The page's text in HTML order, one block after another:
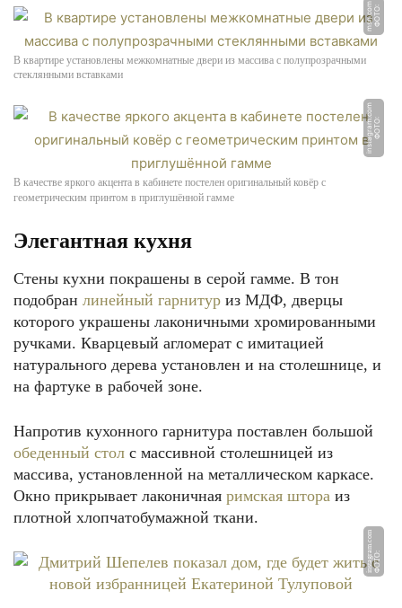
Ф
О
Т
О:
m
s
n.
c
o
m
В квартире установлены межкомнатные двери из массива с полупрозрачными
стеклянными вставками
Ф
О
Т
О:
i
n
s
t
a
g
r
a
m.
c
o
m
В качестве яркого акцента в кабинете постелен оригинальный ковёр с
геометрическим принтом в приглушённой гамме
Элегантная кухня
Стены кухни покрашены в серой гамме. В тон
подобран линейный гарнитур из МДФ, дверцы
которого украшены лаконичными хромированными
ручками. Кварцевый агломерат с имитацией
натурального дерева установлен и на столешнице, и
на фартуке в рабочей зоне.
Напротив кухонного гарнитура поставлен большой
обеденный стол с массивной столешницей из
массива, установленной на металлическом каркасе.
Окно прикрывает лаконичная римская штора из
плотной хлопчатобумажной ткани.
Ф
О
Т
О:
i
n
st
a
g
r
a
m.
c
o
m